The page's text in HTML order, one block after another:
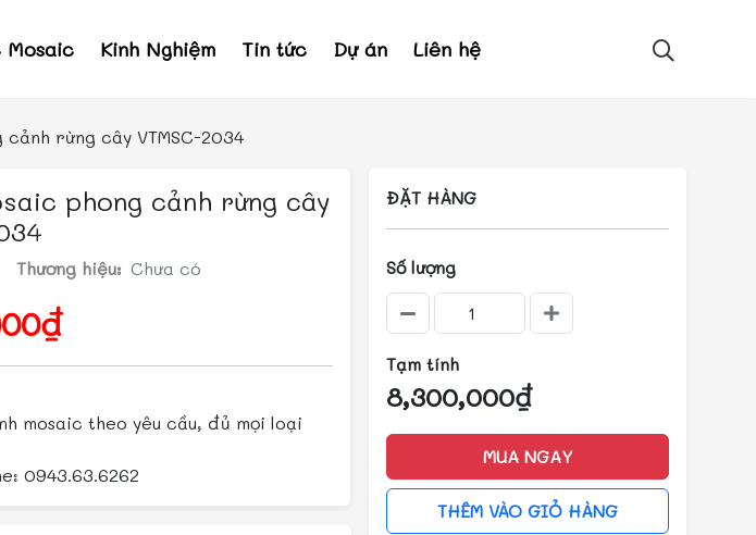
Mosaic Kinh Nghiệm Tin tức Dự án Liên hệ
rừng cây VTMSC-2034
phong cảnh rừng cây
Thương hiệu: Chưa có
mosaic theo yêu cầu, đủ mọi loại
0943.63.6262
ĐẶT HÀNG
Số lượng
Tạm tính
8,300,000₫
MUA NGAY
THÊM VÀO GIỎ HÀNG